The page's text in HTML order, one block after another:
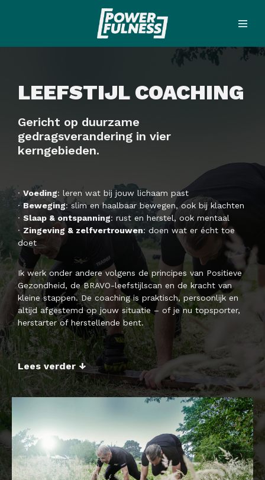
naar
LEEFSTIJL COACHING
Gericht op duurzame
gedragsverandering in vier
kerngebieden.
· Voeding: leren wat bij jouw lichaam past
·Beweging: slim en haalbaar bewegen, ook bij klachten
· Slaap & ontspanning: rust en herstel, ook mentaal
· Zingeving & zelfvertrouwen: doen wat er écht toe
doet
Ik werk onder andere volgens de principes van Positieve
Gezondheid, de BRAVO-leefstijlscan en de kracht van
kleine stappen. De coaching is praktisch, persoonlijk en
altijd afgestemd op jouw situatie – of je nu topsporter,
herstarter of herstellende bent.
Lees verder ↓